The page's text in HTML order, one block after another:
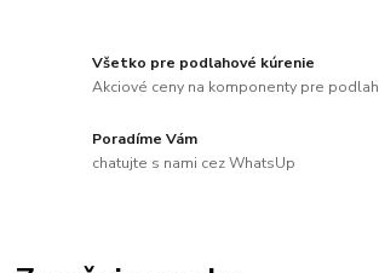
Všetko pre podlahové kúrenie
Akciové ceny na komponenty pre
Poradíme Vám
chatujte s nami cez WhatsUp